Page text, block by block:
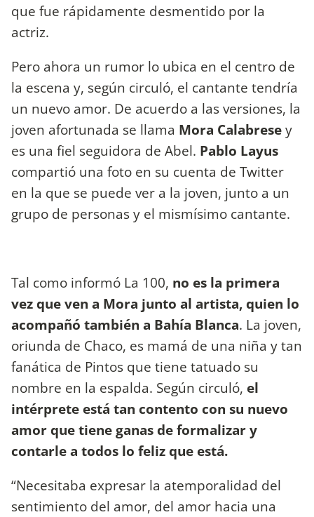
que fue rápidamente desmentido por la
actriz.
Pero ahora un rumor lo ubica en el centro de
la escena y, según circuló, el cantante tendría
un nuevo amor. De acuerdo a las versiones, la
joven afortunada se llama Mora Calabresey
es una fiel seguidora de Abel. Pablo Layus
compartió una foto en su cuenta de Twitter
en la que se puede ver a la joven, junto a un
grupo de personas y el mismísimo cantante.
Tal como informó La 100, no es la primera
vez que ven a Mora junto al artista, quien lo
acompañó también a Bahía Blanca. La joven,
oriunda de Chaco, es mamá de una niña y tan
fanática de Pintos que tiene tatuado su
nombre en la espalda. Según circuló, el
intérprete está tan contento con su nuevo
amor que tiene ganas de formalizar y
contarle a todos lo feliz que está.
“Necesitaba expresar la atemporalidad del
sentimiento del amor, del amor hacia una